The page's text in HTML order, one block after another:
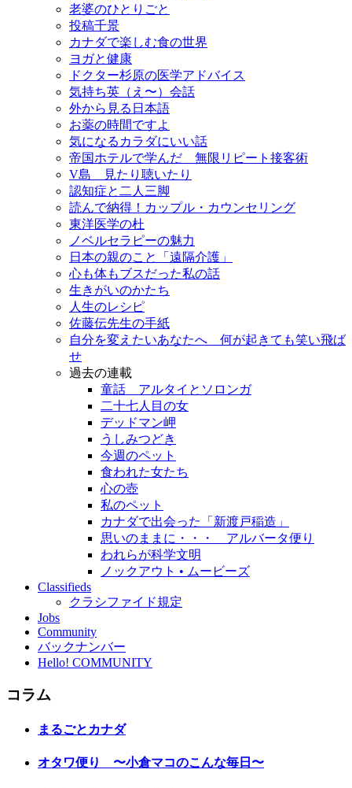
老婆のひとりごと
投稿千景
カナダで楽しむ食の世界
ヨガと健康
ドクター杉原の医学アドバイス
気持ち英（え〜）会話
外から見る日本語
お薬の時間ですよ
気になるカラダにいい話
帝国ホテルで学んだ 無限リピート接客術
V島 見たり聴いたり
認知症と二人三脚
読んで納得！カップル・カウンセリング
東洋医学の杜
ノベルセラピーの魅力
日本の親のこと「遠隔介護」
心も体もブスだった私の話
生きがいのかたち
人生のレシピ
佐藤伝先生の手紙
自分を変えたいあなたへ 何が起きても笑い飛ば
せ
過去の連載
童話 アルタイとソロンガ
二十七人目の女
デッドマン岬
うしみつどき
今週のペット
食われた女たち
心の壺
私のペット
カナダで出会った「新渡戸稲造」
思いのままに・・・ アルバータ便り
われらが科学文明
ノックアウト • ムービーズ
Classifieds
クラシファイド規定
Jobs
Community
バックナンバー
Hello! COMMUNITY
コラム
まるごとカナダ
オタワ便り 〜小倉マコのこんな毎日〜